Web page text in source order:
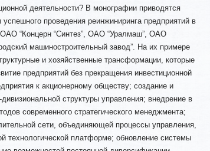
деятельности? В монографии приводятся
проведения реинжиниринга предприятий в
“Концерн “Синтез”, ОАО “Уралмаш”, ОАО
машиностроительный завод”. На их примере
и хозяйственные трансформации, которые
предприятий без прекращения инвестиционной
к акционерному обществу; создание и
структуры управления; внедрение в
современного стратегического менеджмента;
сети, объединяющей процессы управления,
технологической платформе; обновление системы